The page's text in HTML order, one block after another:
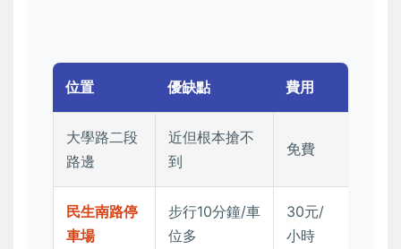
位置 優缺點 費用
大學路二段
路邊
近但根本搶不
到
免費
民生南路停
車場
步行10分鐘/車
位多
30元/
小時